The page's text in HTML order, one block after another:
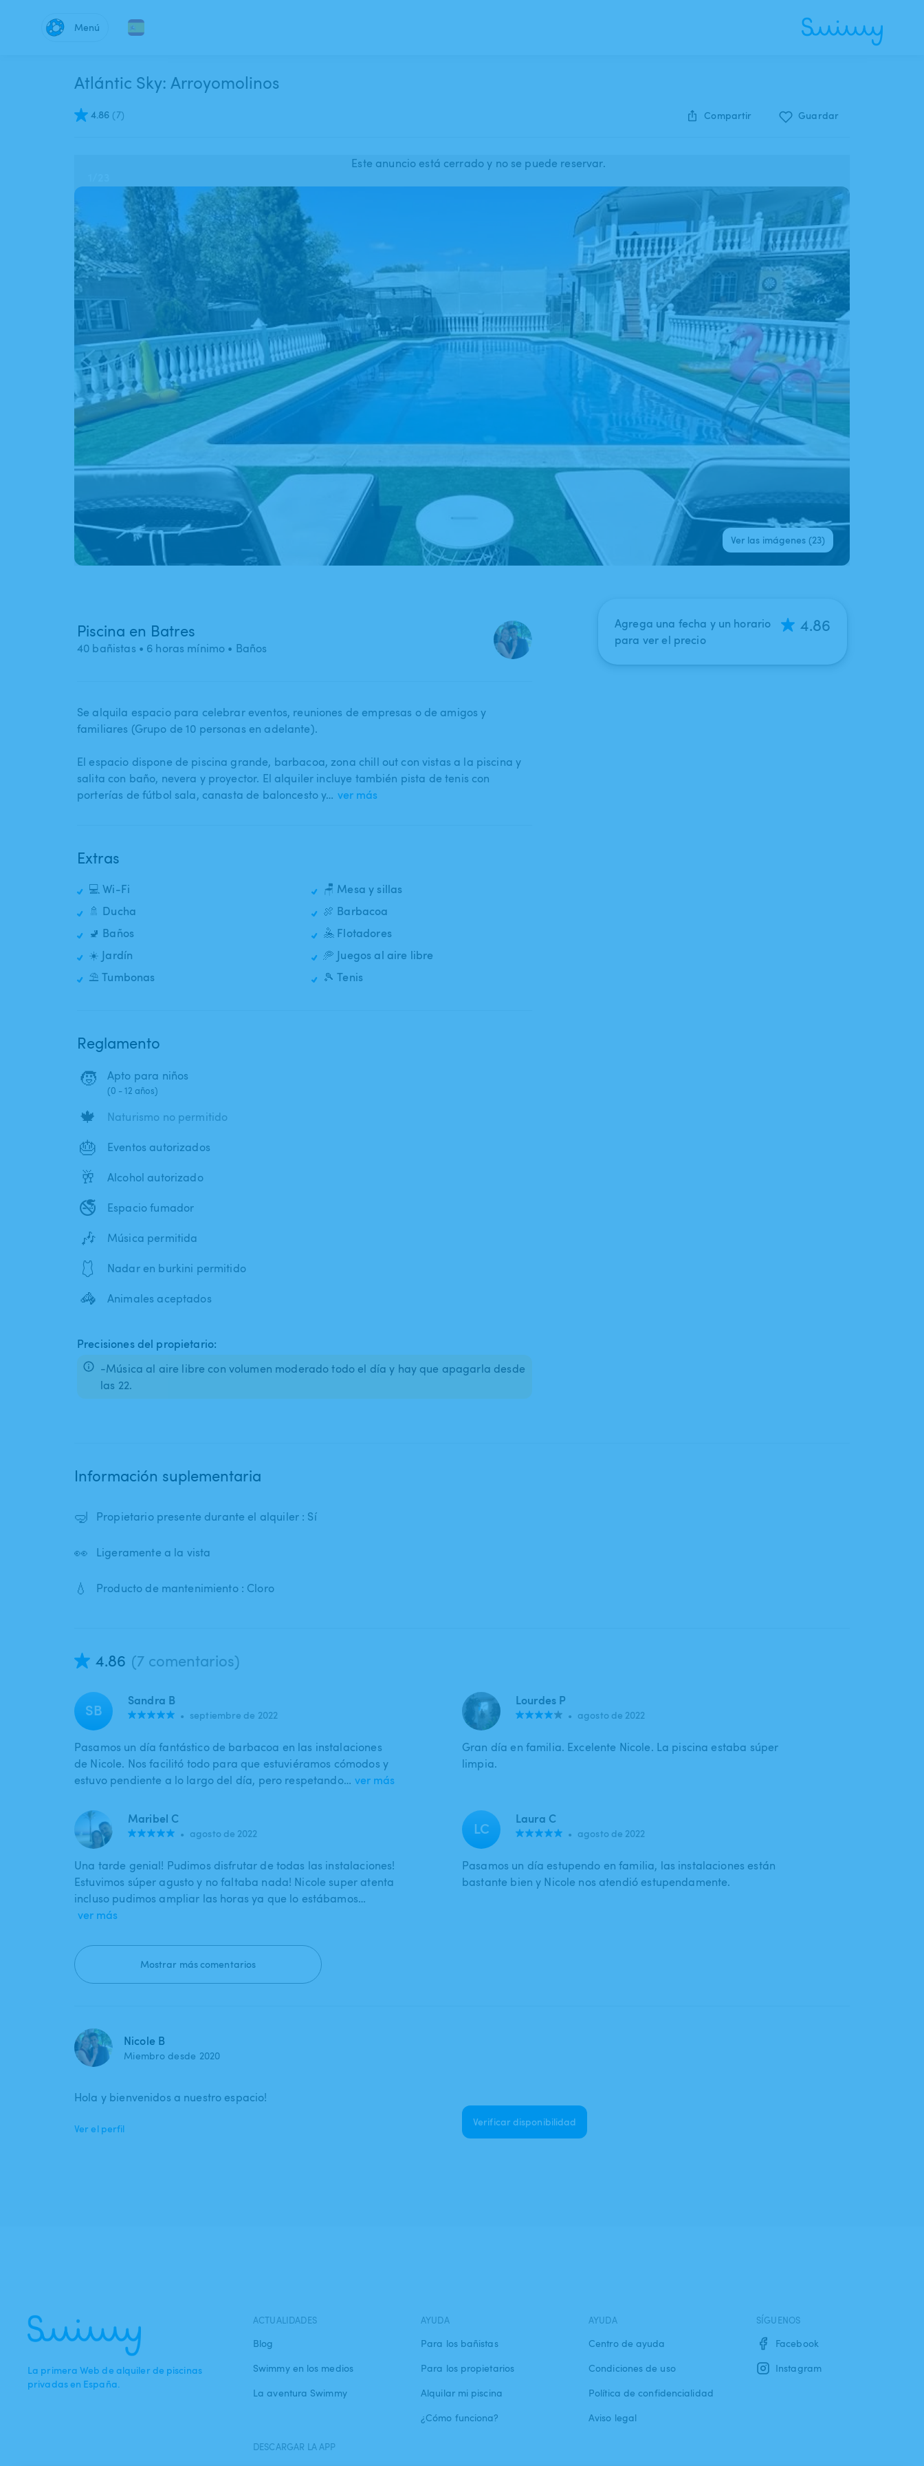
Menú
Atlántic Sky: Arroyomolinos
4.86 (7) Compartir Guardar
Este anuncio está cerrado y no se puede reservar.
Ver las imágenes (23)
Piscina en Batres
40 bañistas • 6 horas mínimo • Baños
Se alquila espacio para celebrar eventos​,​ reuniones de empresas o de amigos y
familiares (Grupo de 10 personas en adelante).
El espacio dispone de piscina grande​,​ barbacoa​,​ zona chill out con vistas a la piscina y
salita con baño​,​ nevera y proyector. El alquiler incluye también pista de tenis con
porterías de fútbol sala​,​ canasta de baloncesto y… ver más
Extras
💻 Wi-Fi
🚿 Ducha
🚽 Baños
☀️ Jardín
⛱️ Tumbonas
🪑 Mesa y sillas
🍖 Barbacoa
🤽 Flotadores
🥏 Juegos al aire libre
🎾 Tenis
Reglamento
🧒 Apto para niños
(0 - 12 años)
🍁 Naturismo no permitido
🎂 Eventos autorizados
🥂 Alcohol autorizado
🚭 Espacio fumador
🎶 Música permitida
🩱 Nadar en burkini permitido
🦓 Animales aceptados
Precisiones del propietario:
-Música al aire libre con volumen moderado todo el día y hay que apagarla desde
las 22.
Agrega una fecha y un horario
para ver el precio
4.86
Información suplementaria
🤿 Propietario presente durante el alquiler : Sí
👀 Ligeramente a la vista
💧 Producto de mantenimiento : Cloro
4.86 (7 comentarios)
SB Sandra B
• septiembre de 2022
Pasamos un día fantástico de barbacoa en las instalaciones
de Nicole. Nos facilitó todo para que estuviéramos cómodos y
estuvo pendiente a lo largo del día, pero respetando… ver más
Lourdes P
• agosto de 2022
Gran día en familia. Excelente Nicole. La piscina estaba súper
limpia.
Maribel C
• agosto de 2022
Una tarde genial! Pudimos disfrutar de todas las instalaciones!
Estuvimos súper agusto y no faltaba nada! Nicole super atenta
incluso pudimos ampliar las horas ya que lo estábamos…
ver más
LC Laura C
• agosto de 2022
Pasamos un día estupendo en familia, las instalaciones están
bastante bien y Nicole nos atendió estupendamente.
Mostrar más comentarios
Nicole B
Miembro desde 2020
Hola y bienvenidos a nuestro espacio!
Ver el perfil
Verificar disponibilidad
La primera Web de alquiler de piscinas
privadas en España.
ACTUALIDADES
Blog
Swimmy en los medios
La aventura Swimmy
AYUDA
Para los bañistas
Para los propietarios
Alquilar mi piscina
¿Cómo funciona?
AYUDA
Centro de ayuda
Condiciones de uso
Política de confidencialidad
Aviso legal
SÍGUENOS
Facebook
Instagram
DESCARGAR LA APP